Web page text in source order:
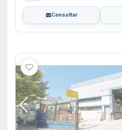
Consultar